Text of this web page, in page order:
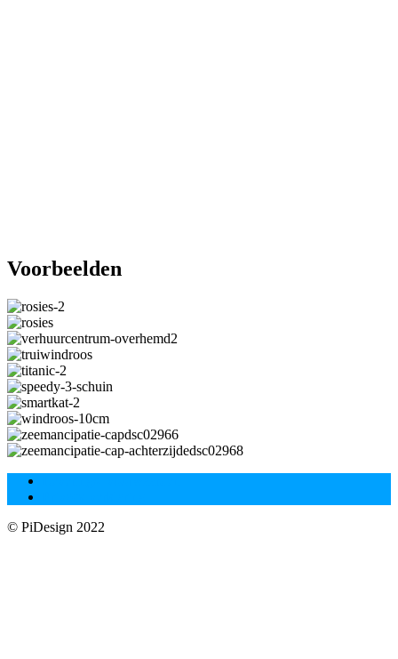
Voorbeelden
© PiDesign 2022